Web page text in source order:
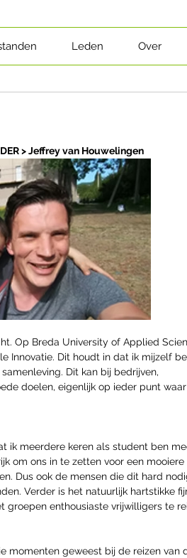
Leden Over
> Jeffrey van Houwelingen
Op Breda University of Applied
Innovatie. Dit houdt in dat ik mijzelf
Dit kan bij bedrijven,
doelen, eigenlijk op ieder punt
ik meerdere keren als student ben
om ons in te zetten voor een mooiere
Dus ook de mensen die dit hard
Verder is het natuurlijk hartstikke
groepen enthousiaste vrijwilligers te
momenten geweest bij de reizen van